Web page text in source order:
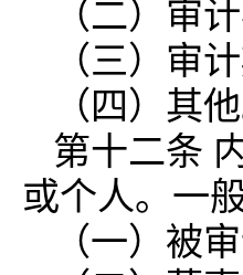
（二）审
（三）审
（四）其他
第十二条
或个人。一
（一）被